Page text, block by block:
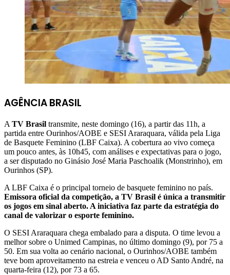
AGÊNCIA BRASIL
A TV Brasil transmite, neste domingo (16), a partir das 11h, a
partida entre Ourinhos/AOBE e SESI Araraquara, válida pela Liga
de Basquete Feminino (LBF Caixa). A cobertura ao vivo começa
um pouco antes, às 10h45, com análises e expectativas para o jogo,
a ser disputado no Ginásio José Maria Paschoalik (Monstrinho), em
Ourinhos (SP).
A LBF Caixa é o principal torneio de basquete feminino no país.
Emissora oficial da competição, a TV Brasil é única a transmitir
os jogos em sinal aberto. A iniciativa faz parte da estratégia do
canal de valorizar o esporte feminino.
O SESI Araraquara chega embalado para a disputa. O time levou a
melhor sobre o Unimed Campinas, no último domingo (9), por 75 a
50. Em sua volta ao cenário nacional, o Ourinhos/AOBE também
teve bom aproveitamento na estreia e venceu o AD Santo André, na
quarta-feira (12), por 73 a 65.